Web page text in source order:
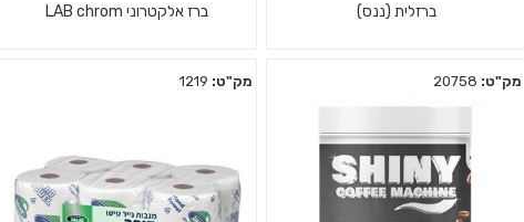
ברזלית (ננס)
ותבניות
ברז אלקטרוני LAB chrom
מק"ט: מק"ט: